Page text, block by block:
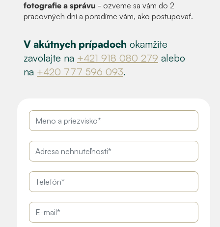
fotografie a správu - ozveme sa vám do 2
pracovných dní a poradíme vám, ako postupovať.
V akútnych prípadoch okamžite
zavolajte na +421 918 080 279 alebo
na +420 777 596 093.